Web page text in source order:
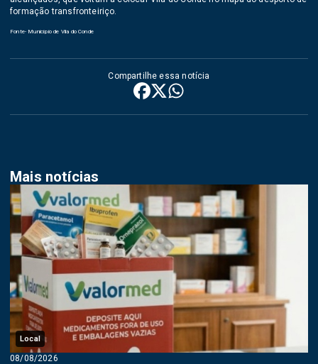
formação transfronteiriço.
Fonte- Município de Vila do Conde
Compartilhe essa notícia
Mais notícias
Local
08/08/2026